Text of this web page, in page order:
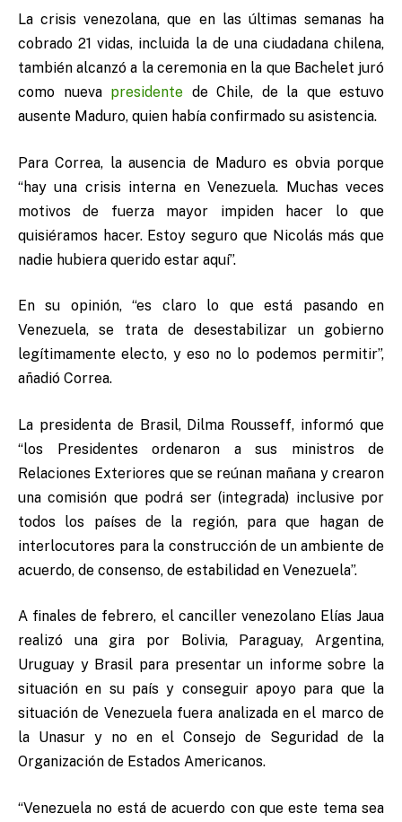
La crisis venezolana, que en las últimas semanas ha
cobrado 21 vidas, incluida la de una ciudadana chilena,
también alcanzó a la ceremonia en la que Bachelet juró
como nueva presidente de Chile, de la que estuvo
ausente Maduro, quien había confirmado su asistencia.
Para Correa, la ausencia de Maduro es obvia porque
“hay una crisis interna en Venezuela. Muchas veces
motivos de fuerza mayor impiden hacer lo que
quisiéramos hacer. Estoy seguro que Nicolás más que
nadie hubiera querido estar aquí”.
En su opinión, “es claro lo que está pasando en
Venezuela, se trata de desestabilizar un gobierno
legítimamente electo, y eso no lo podemos permitir”,
añadió Correa.
La presidenta de Brasil, Dilma Rousseff, informó que
“los Presidentes ordenaron a sus ministros de
Relaciones Exteriores que se reúnan mañana y crearon
una comisión que podrá ser (integrada) inclusive por
todos los países de la región, para que hagan de
interlocutores para la construcción de un ambiente de
acuerdo, de consenso, de estabilidad en Venezuela”.
A finales de febrero, el canciller venezolano Elías Jaua
realizó una gira por Bolivia, Paraguay, Argentina,
Uruguay y Brasil para presentar un informe sobre la
situación en su país y conseguir apoyo para que la
situación de Venezuela fuera analizada en el marco de
la Unasur y no en el Consejo de Seguridad de la
Organización de Estados Americanos.
“Venezuela no está de acuerdo con que este tema sea